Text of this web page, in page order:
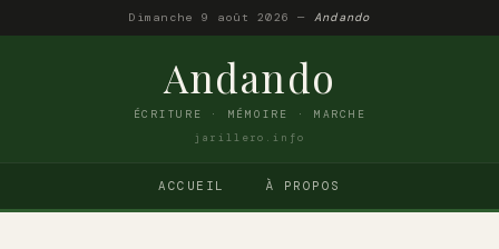
Dimanche 9 août 2026 — Andando
Andando
ÉCRITURE · MÉMOIRE · MARCHE
jarillero.info
ACCUEIL À PROPOS